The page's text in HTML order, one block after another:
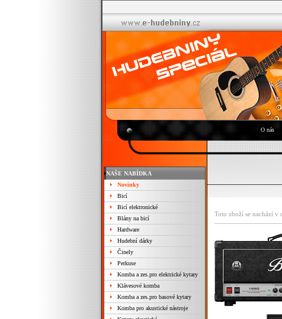
O nás
NAŠE NABÍDKA
Novinky
Bicí
Bicí elektronické
Blány na bicí
Hardware
Hudební dárky
Činely
Perkuse
Komba a zes.pro elektrické kytary
Klávesové komba
Komba a zes.pro basové kytary
Komba pro akustické nástroje
Toto zboží se nachází v